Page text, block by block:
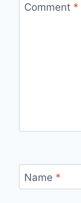
Comment *
Name *